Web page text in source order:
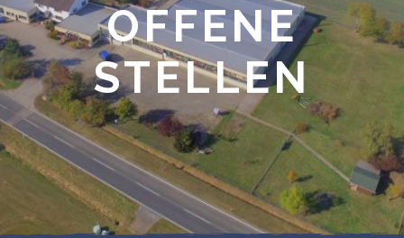
OFFENE
STELLEN